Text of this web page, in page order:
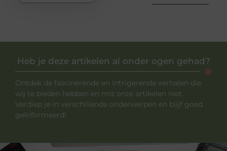
Heb je deze artikelen al onder ogen gehad?
Ontdek de fascinerende en intrigerende verhalen die
wij te bieden hebben en mis onze artikelen niet.
Verdiep je in verschillende onderwerpen en blijf goed
geïnformeerd!